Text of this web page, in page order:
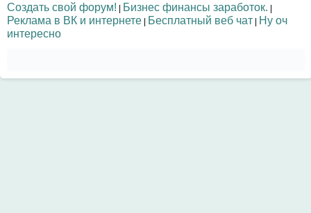
Создать свой форум! Бизнес финансы заработок.
Реклама в ВК и интернете Бесплатный веб чат Ну оч
интересно